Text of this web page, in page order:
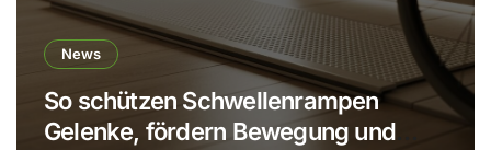
News
So schützen Schwellenrampen
Gelenke, fördern Bewegung und